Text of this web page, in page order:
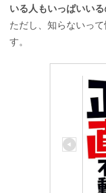
いる人もいっぱいいる
ただし、知らないっ
す。